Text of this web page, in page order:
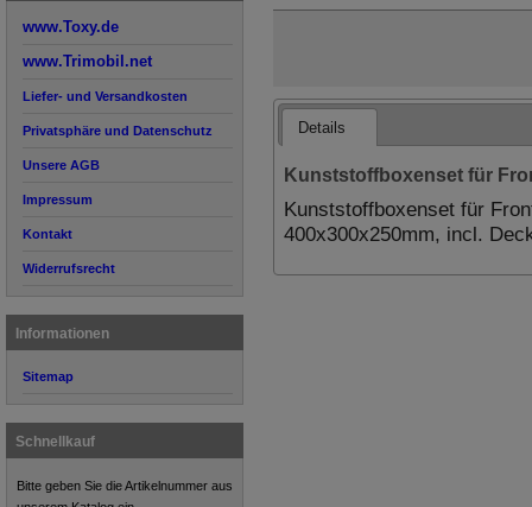
www.Toxy.de
www.Trimobil.net
Liefer- und Versandkosten
Privatsphäre und Datenschutz
Unsere AGB
Impressum
Kontakt
Widerrufsrecht
Informationen
Sitemap
Schnellkauf
Bitte geben Sie die Artikelnummer aus
Details
Kunststoffboxenset für
Kunststoffboxenset für
400x300x250mm, incl.